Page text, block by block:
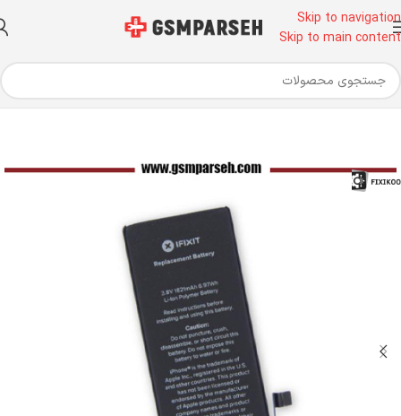
Skip to navigation
Skip to main content
خانه قطعات موبایل باتری باتری آیفون - باتری اورجینال اپل